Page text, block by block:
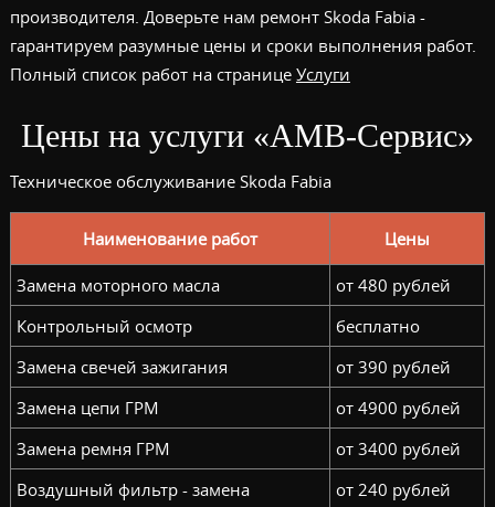
производителя. Доверьте нам ремонт Skoda Fabia -
гарантируем разумные цены и сроки выполнения работ.
Полный список работ на странице Услуги
Цены на услуги «АМВ-Сервис»
Техническое обслуживание Skoda Fabia
Наименование работ Цены
Замена моторного масла
от 480 рублей
Контрольный осмотр
бесплатно
Замена свечей зажигания
от 390 рублей
Замена цепи ГРМ
от 4900 рублей
Замена ремня ГРМ
от 3400 рублей
Воздушный фильтр - замена
от 240 рублей